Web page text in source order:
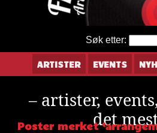
Søk etter:
ARTISTER EVENTS
– artister,
det
Poster merket